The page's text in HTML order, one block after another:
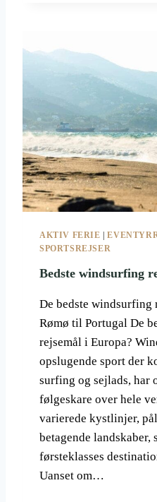
N
E
L
A
U
G
2
0
6
E
N
M
P
Å
J
O
N
Æ
AKTIV FERIE |
SPORTSREJSER
Bedste windsurfing
De bedste windsurfing
Rømø til Portugal De
rejsemål i Europa?
opslugende sport der
surfing og sejlads, har
følgeskare over hele
varierede kystlinjer,
betagende landskaber,
førsteklasses
Uanset om…